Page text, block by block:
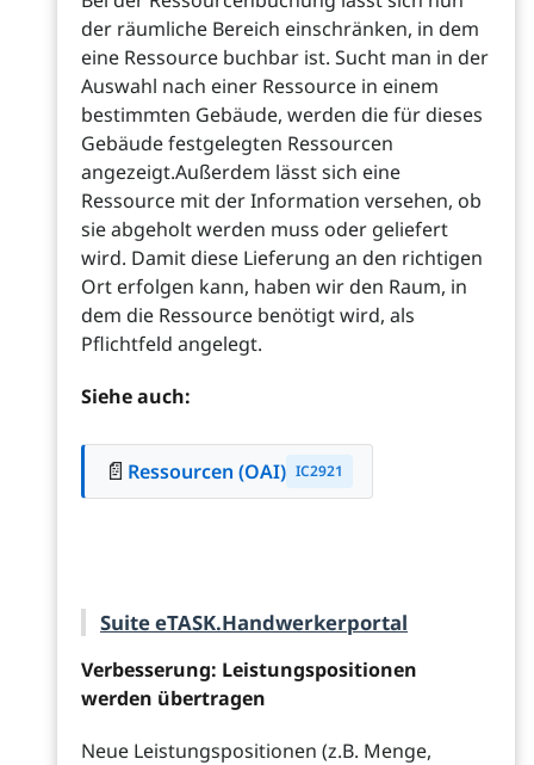
der räumliche Bereich einschränken, in dem
eine Ressource buchbar ist. Sucht man in der
Auswahl nach einer Ressource in einem
bestimmten Gebäude, werden die für dieses
Gebäude festgelegten Ressourcen
angezeigt.Außerdem lässt sich eine
Ressource mit der Information versehen, ob
sie abgeholt werden muss oder geliefert
wird. Damit diese Lieferung an den richtigen
Ort erfolgen kann, haben wir den Raum, in
dem die Ressource benötigt wird, als
Pflichtfeld angelegt.
Siehe auch:
📄 Ressourcen (OAI) IC2921
Suite eTASK.Handwerkerportal
Verbesserung: Leistungspositionen
werden übertragen
Neue Leistungspositionen (z.B. Menge,